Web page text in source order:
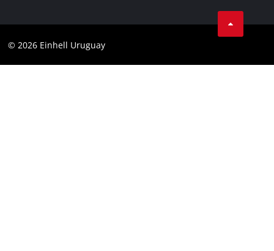
Cumplimiento
Garantía PurePower Brushless
© 2026 Einhell Uruguay